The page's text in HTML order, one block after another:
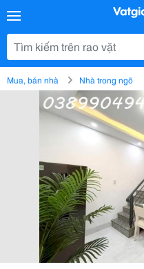
Mua, bán nhà Nhà trong ngõ